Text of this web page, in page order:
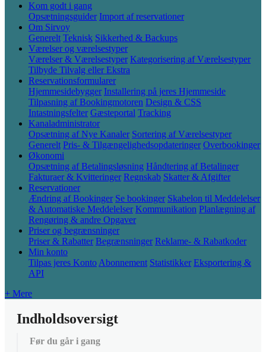
Kom godt i gang
Opsætningsguider Import af reservationer
Om Sirvoy
Generelt Teknisk Sikkerhed & Backups
Værelser og værelsestyper
Værelser & Værelsestyper Kategorisering af Værelsestyper
Tilbyde Tilvalg eller Ekstra
Reservationsformularer
Hjemmesidebygger Installering på jeres Hjemmeside
Tilpasning af Bookingmotoren Design & CSS
Intastningsfelter Gæsteportal Tracking
Kanaladministrator
Opsætning af Nye Kanaler Sortering af Værelsestyper
Generelt Pris- & Tilgængelighedsopdateringer Overbookinger
Økonomi
Opsætning af Betalingsløsning Håndtering af Betalinger
Fakturaer & Kvitteringer Regnskab Skatter & Afgifter
Reservationer
Ændring af Bookinger Se bookinger Skabelon til Meddelelser
& Automatiske Meddelelser Kommunikation Planlægning af
Rengøring & andre Opgaver
Priser og begrænsninger
Priser & Rabatter Begrænsninger Reklame- & Rabatkoder
Min konto
Tilpas jeres Konto Abonnement Statistikker Eksportering &
API
+ Mere
Indholdsoversigt
Før du går i gang